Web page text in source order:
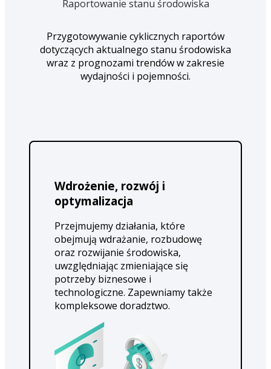
Raportowanie stanu środowiska
Przygotowywanie cyklicznych raportów
dotyczących aktualnego stanu środowiska
wraz z prognozami trendów w zakresie
wydajności i pojemności.
Wdrożenie, rozwój i
optymalizacja
Przejmujemy działania, które
obejmują wdrażanie, rozbudowę
oraz rozwijanie środowiska,
uwzględniając zmieniające się
potrzeby biznesowe i
technologiczne. Zapewniamy także
kompleksowe doradztwo.